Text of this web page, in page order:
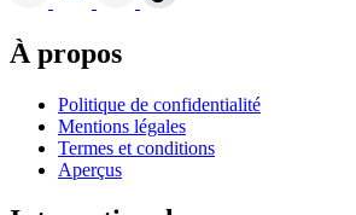
À propos
Politique de confidentialité
Mentions légales
Termes et conditions
Aperçus